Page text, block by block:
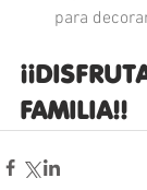
para
FAMILIA!!